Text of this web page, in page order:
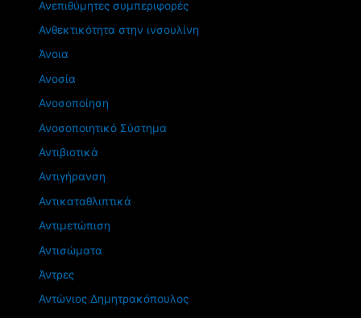
Ανεπιθύμητες συμπεριφορές
Ανθεκτικότητα στην ινσουλίνη
Άνοια
Ανοσία
Ανοσοποίηση
Ανοσοποιητικό Σύστημα
Αντιβιοτικά
Αντιγήρανση
Αντικαταθλιπτικά
Αντιμετώπιση
Αντισώματα
Άντρες
Αντώνιος Δημητρακόπουλος